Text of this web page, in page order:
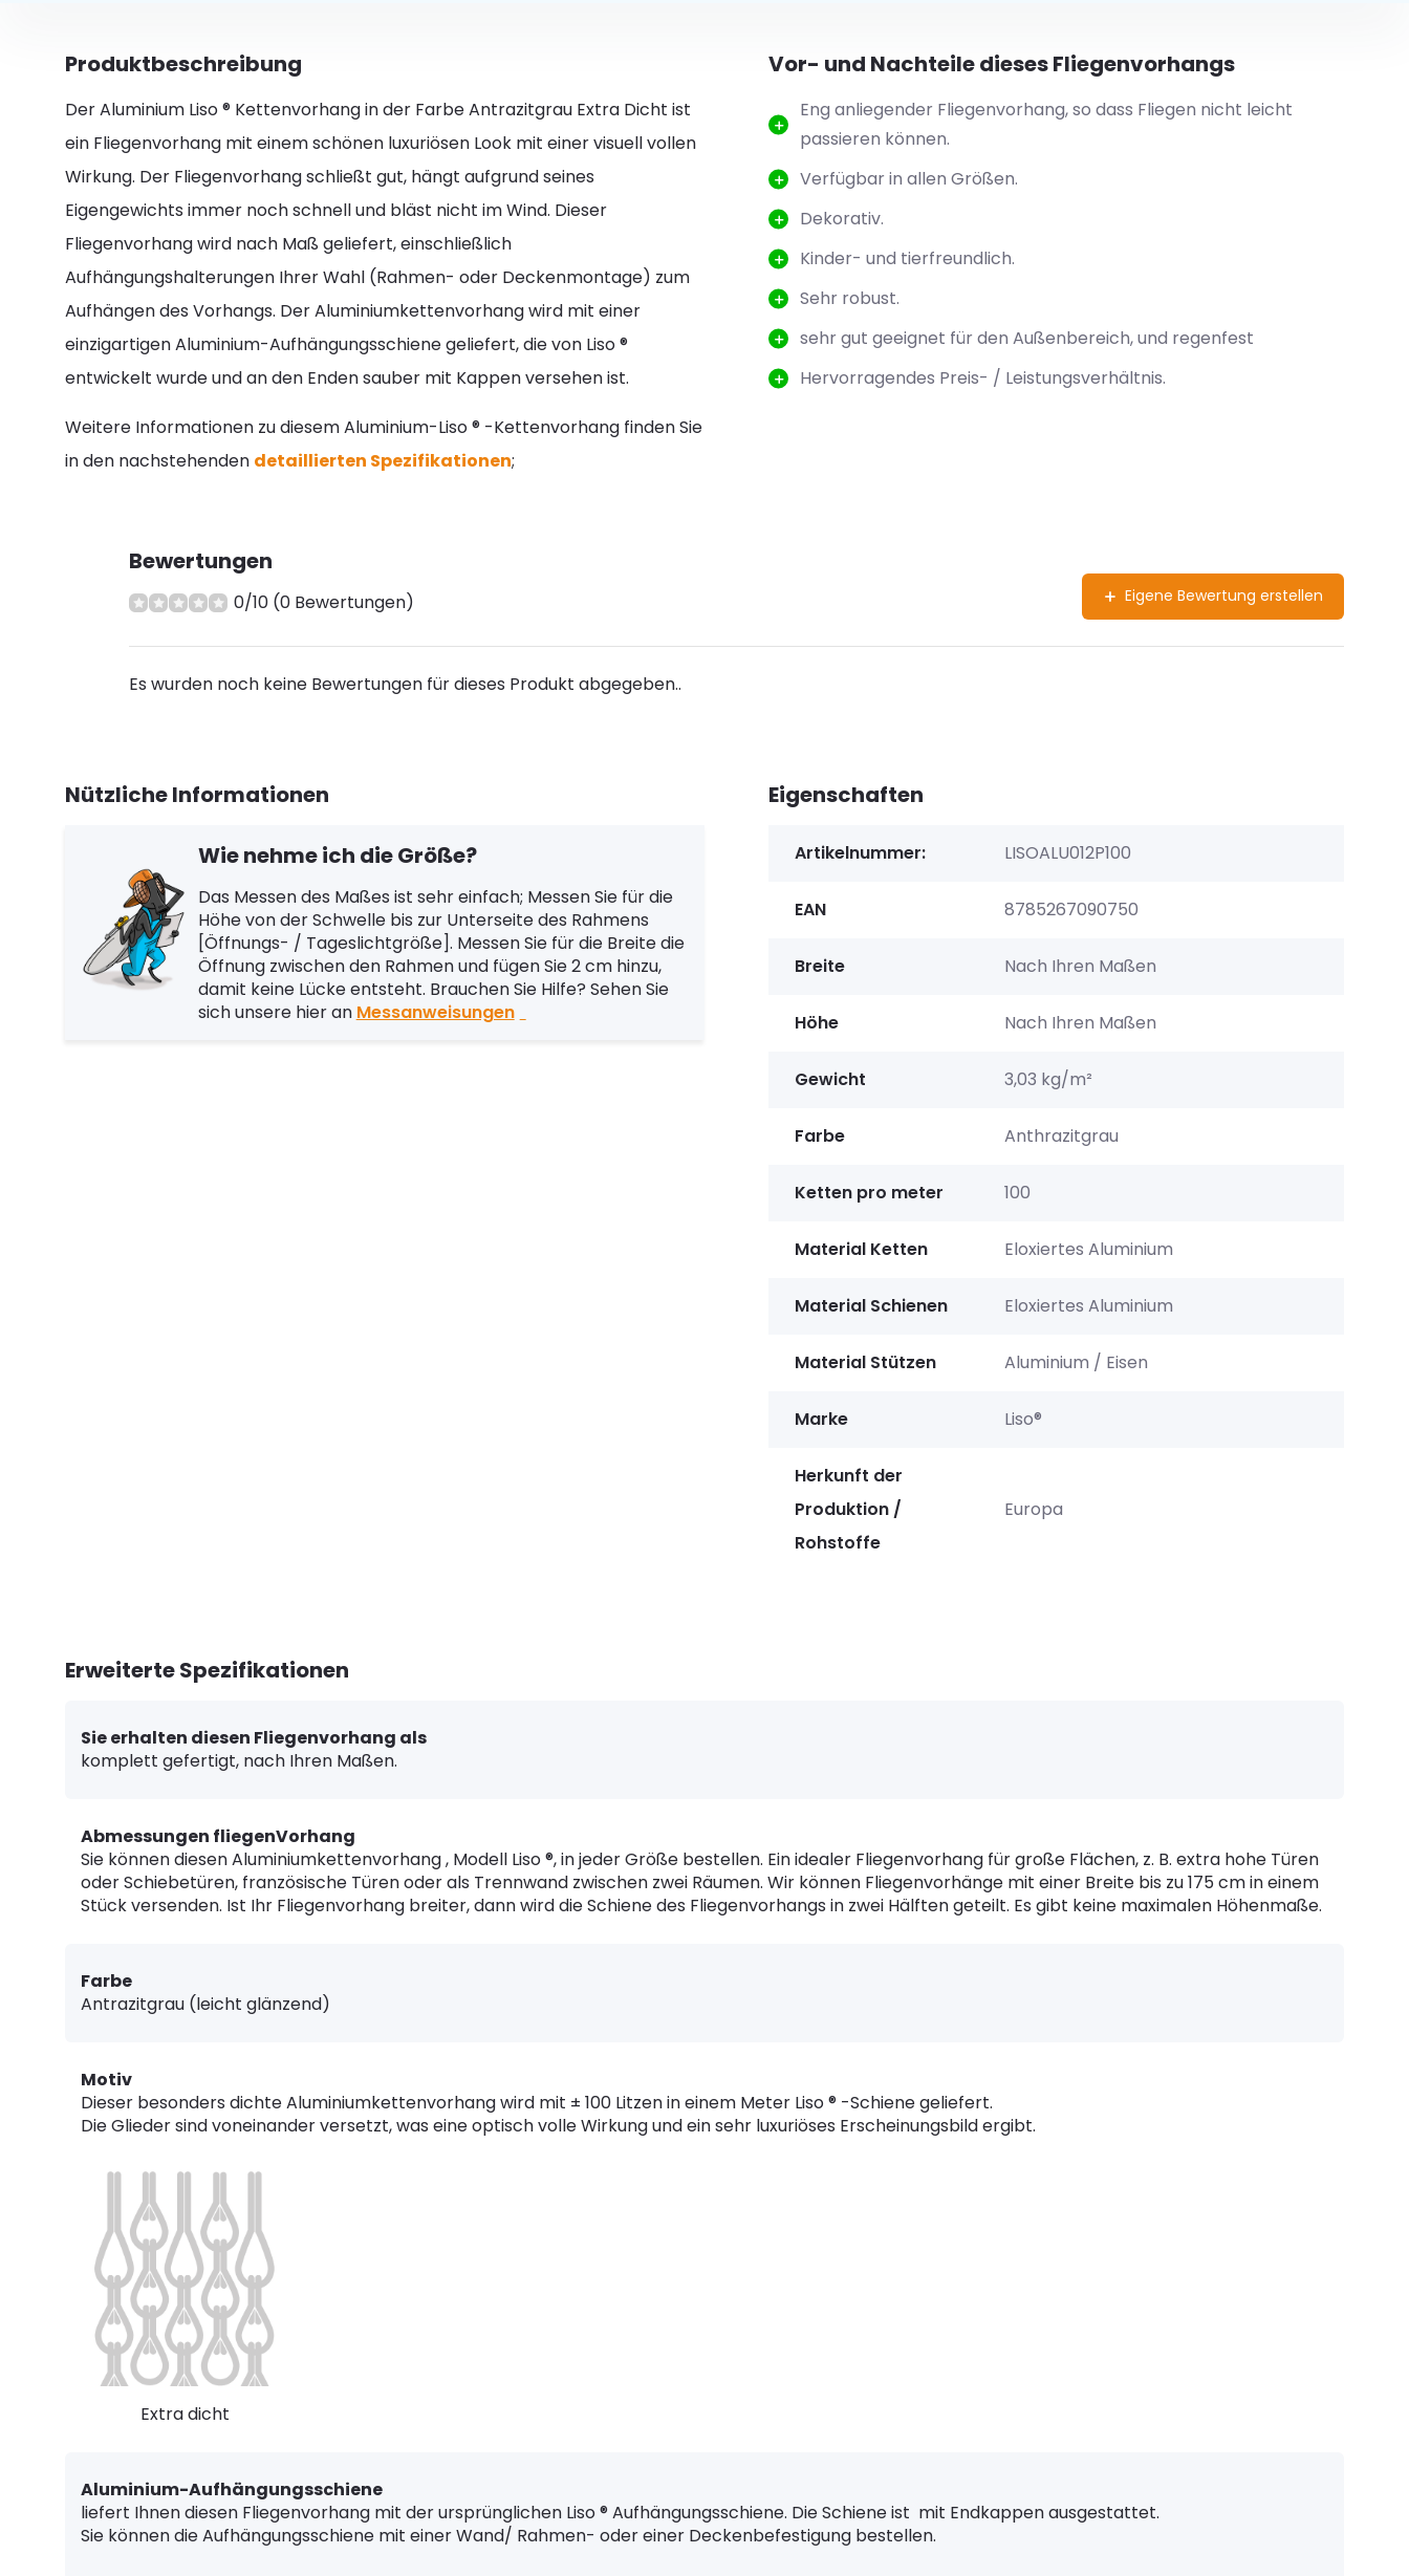
Produktbeschreibung
Der Aluminium Liso ® Kettenvorhang in der Farbe Antrazitgrau Extra Dicht ist
ein Fliegenvorhang mit einem schönen luxuriösen Look mit einer visuell vollen
Wirkung. Der Fliegenvorhang schließt gut, hängt aufgrund seines
Eigengewichts immer noch schnell und bläst nicht im Wind. Dieser
Fliegenvorhang wird nach Maß geliefert, einschließlich
Aufhängungshalterungen Ihrer Wahl (Rahmen- oder Deckenmontage) zum
Aufhängen des Vorhangs. Der Aluminiumkettenvorhang wird mit einer
einzigartigen Aluminium-Aufhängungsschiene geliefert, die von Liso ®
entwickelt wurde und an den Enden sauber mit Kappen versehen ist.
Weitere Informationen zu diesem Aluminium-Liso ® -Kettenvorhang finden Sie
in den nachstehenden detaillierten Spezifikationen;
Vor- und Nachteile dieses Fliegenvorhangs
Eng anliegender Fliegenvorhang, so dass Fliegen nicht leicht
passieren können.
Verfügbar in allen Größen.
Dekorativ.
Kinder- und tierfreundlich.
Sehr robust.
sehr gut geeignet für den Außenbereich, und regenfest
Hervorragendes Preis- / Leistungsverhältnis.
Bewertungen
0/10 (0 Bewertungen) Eigene Bewertung erstellen
Es wurden noch keine Bewertungen für dieses Produkt abgegeben..
Nützliche Informationen
Wie nehme ich die Größe?
Das Messen des Maßes ist sehr einfach; Messen Sie für die
Höhe von der Schwelle bis zur Unterseite des Rahmens
[Öffnungs- / Tageslichtgröße]. Messen Sie für die Breite die
Öffnung zwischen den Rahmen und fügen Sie 2 cm hinzu,
damit keine Lücke entsteht. Brauchen Sie Hilfe? Sehen Sie
sich unsere hier an Messanweisungen
Eigenschaften
Artikelnummer: LISOALU012P100
EAN 8785267090750
Breite Nach Ihren Maßen
Höhe Nach Ihren Maßen
Gewicht 3,03 kg/m²
Farbe Anthrazitgrau
Ketten pro meter 100
Material Ketten Eloxiertes Aluminium
Material Schienen Eloxiertes Aluminium
Material Stützen Aluminium / Eisen
Marke Liso®
Herkunft der
Produktion /
Rohstoffe
Europa
Erweiterte Spezifikationen
Sie erhalten diesen Fliegenvorhang als
komplett gefertigt, nach Ihren Maßen.
Abmessungen fliegenVorhang
Sie können diesen Aluminiumkettenvorhang , Modell Liso ®, in jeder Größe bestellen. Ein idealer Fliegenvorhang für große Flächen, z. B. extra hohe Türen
oder Schiebetüren, französische Türen oder als Trennwand zwischen zwei Räumen. Wir können Fliegenvorhänge mit einer Breite bis zu 175 cm in einem
Stück versenden. Ist Ihr Fliegenvorhang breiter, dann wird die Schiene des Fliegenvorhangs in zwei Hälften geteilt. Es gibt keine maximalen Höhenmaße.
Farbe
Antrazitgrau (leicht glänzend)
Motiv
Dieser besonders dichte Aluminiumkettenvorhang wird mit ± 100 Litzen in einem Meter Liso ® -Schiene geliefert.
Die Glieder sind voneinander versetzt, was eine optisch volle Wirkung und ein sehr luxuriöses Erscheinungsbild ergibt.
Extra dicht
Aluminium-Aufhängungsschiene
liefert Ihnen diesen Fliegenvorhang mit der ursprünglichen Liso ® Aufhängungsschiene. Die Schiene ist mit Endkappen ausgestattet.
Sie können die Aufhängungsschiene mit einer Wand/ Rahmen- oder einer Deckenbefestigung bestellen.